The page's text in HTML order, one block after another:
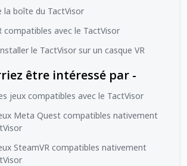
la boîte du TactVisor
compatibles avec le TactVisor
le TactVisor sur un casque VR
être intéressé par -
jeux compatibles avec le TactVisor
Meta Quest compatibles nativement
SteamVR compatibles nativement